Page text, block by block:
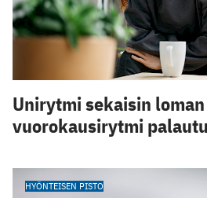
Unirytmi sekaisin
vuorokausirytmi
HYÖNTEISEN PISTO